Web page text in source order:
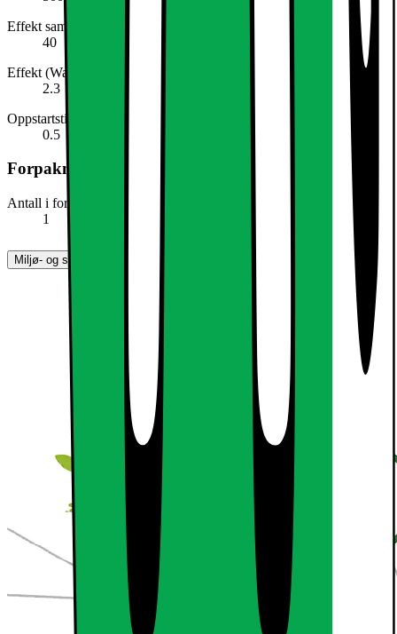
Effekt sammenlignet med glødepære (Watt)
40
Effekt (Watt)
2.3
Oppstartstid (sek)
0.5
Forpakningens innhold
Antall i forpakning
1
Miljø- og sikkerhetsinformasjon